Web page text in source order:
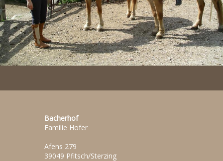
Bacherhof
Familie Hofer
Afens 279
39049 Pfitsch/Sterzing